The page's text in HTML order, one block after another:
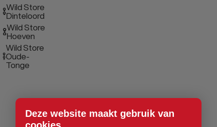
Deze website maakt gebruik van
Wild Store
Dinteloord
Wild Store
Hoeven
Wild Store
Oude-
Tonge